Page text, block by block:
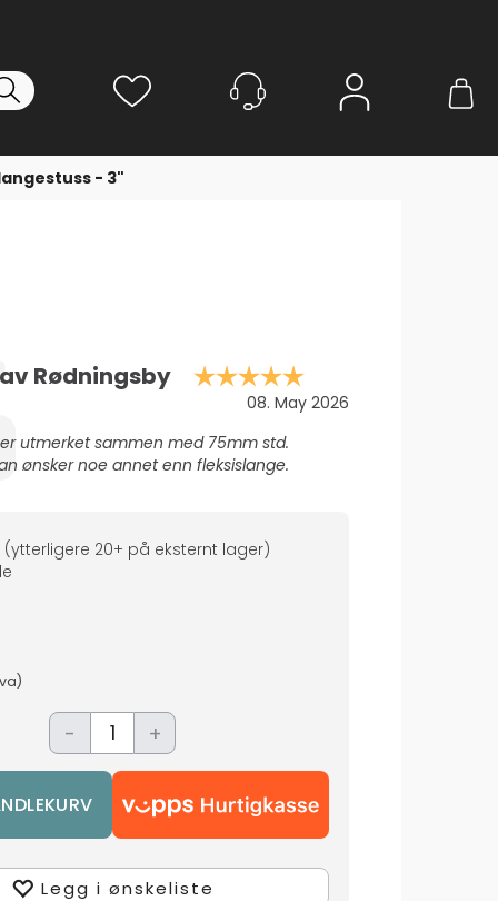
- 3"
Rødningsby Karakter: 5.0 av
Dato:
08. May 2026
utmerket sammen med 75mm std.
ønsker noe annet enn fleksislange.
(ytterligere 20+ på eksternt lager)
- +
Legg i ønskeliste